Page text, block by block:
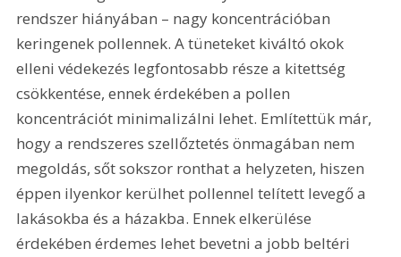
rendszer hiányában – nagy koncentrációban
keringenek pollennek. A tüneteket kiváltó okok
elleni védekezés legfontosabb része a kitettség
csökkentése, ennek érdekében a pollen
koncentrációt minimalizálni lehet. Említettük már,
hogy a rendszeres szellőztetés önmagában nem
megoldás, sőt sokszor ronthat a helyzeten, hiszen
éppen ilyenkor kerülhet pollennel telített levegő a
lakásokba és a házakba. Ennek elkerülése
érdekében érdemes lehet bevetni a jobb beltéri